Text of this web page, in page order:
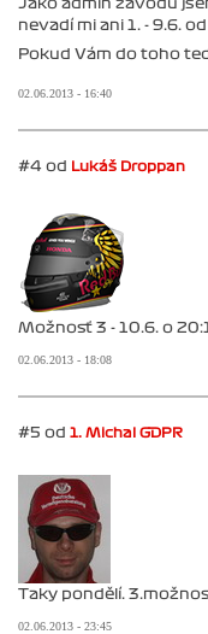
Jako admin závodu
nevadí mi ani 1. - 9.6.
Pokud Vám do toho
02.06.2013 - 16:40
#4 od Lukáš Droppan
Možnosť 3 - 10.6. o
02.06.2013 - 18:08
#5 od 1. Michal GDPR
Taky pondělí.
02.06.2013 - 23:45